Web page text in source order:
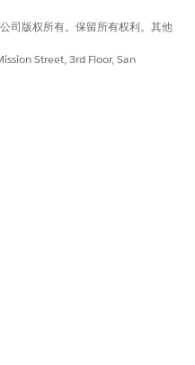
司版权所有。保留所有权利。其他
Street, 3rd Floor, San